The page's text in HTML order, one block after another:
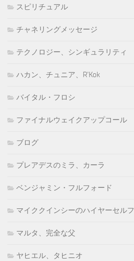
スピリチュアル
チャネリングメッセージ
テクノロジー、シンギュラリティ
ハカン、チュニア、R'Kok
バイタル・フロシ
ファイナルウェイクアップコール
ブログ
プレアデスのミラ、カーラ
ベンジャミン・フルフォード
マイククインシーのハイヤーセルフ
マルタ、完全な父
ヤヒエル、タヒニオ